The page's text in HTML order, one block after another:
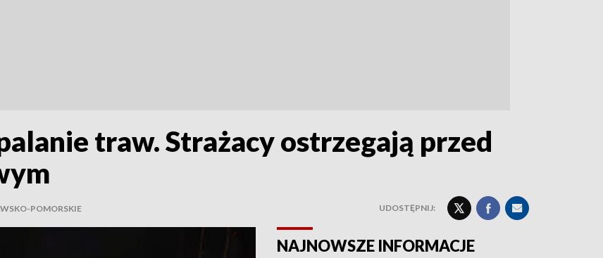
traw. Strażacy ostrzegają przed
POMORSKIE UDOSTĘPNIJ:
NAJNOWSZE INFORMACJE